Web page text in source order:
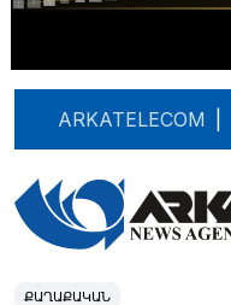
ARKATELECOM
ՔԱՂԱՔԱԿԱՆ